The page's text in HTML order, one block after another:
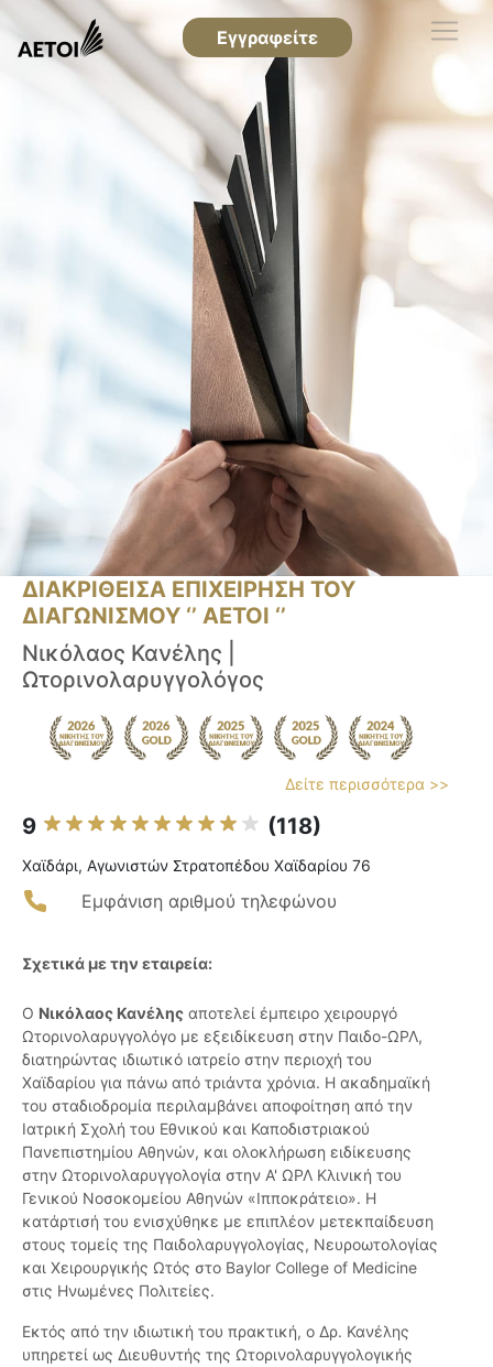
Εγγραφείτε
ΔΙΑΚΡΙΘΕΙΣΑ ΕΠΙΧΕΙΡΗΣΗ ΤΟΥ
ΔΙΑΓΩΝΙΣΜΟΥ ‘’ ΑΕΤΟΙ ‘’
Νικόλαος Κανέλης |
Ωτορινολαρυγγολόγος
Δείτε περισσότερα >>
9 (118)
Χαϊδάρι, Αγωνιστών Στρατοπέδου Χαϊδαρίου 76
Εμφάνιση αριθμού τηλεφώνου
Σχετικά με την εταιρεία:
Ο Νικόλαος Κανέλης αποτελεί έμπειρο χειρουργό
Ωτορινολαρυγγολόγο με εξειδίκευση στην Παιδο-ΩΡΛ,
διατηρώντας ιδιωτικό ιατρείο στην περιοχή του
Χαϊδαρίου για πάνω από τριάντα χρόνια. Η ακαδημαϊκή
του σταδιοδρομία περιλαμβάνει αποφοίτηση από την
Ιατρική Σχολή του Εθνικού και Καποδιστριακού
Πανεπιστημίου Αθηνών, και ολοκλήρωση ειδίκευσης
στην Ωτορινολαρυγγολογία στην Α' ΩΡΛ Κλινική του
Γενικού Νοσοκομείου Αθηνών «Ιπποκράτειο». Η
κατάρτισή του ενισχύθηκε με επιπλέον μετεκπαίδευση
στους τομείς της Παιδολαρυγγολογίας, Νευροωτολογίας
και Χειρουργικής Ωτός στο Baylor College of Medicine
στις Ηνωμένες Πολιτείες.
Εκτός από την ιδιωτική του πρακτική, ο Δρ. Κανέλης
υπηρετεί ως Διευθυντής της Ωτορινολαρυγγολογικής